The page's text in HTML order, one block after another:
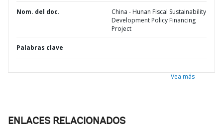
Nom. del doc.
China - Hunan Fiscal Sustainability
Development Policy Financing
Project
Palabras clave
Vea más
ENLACES RELACIONADOS